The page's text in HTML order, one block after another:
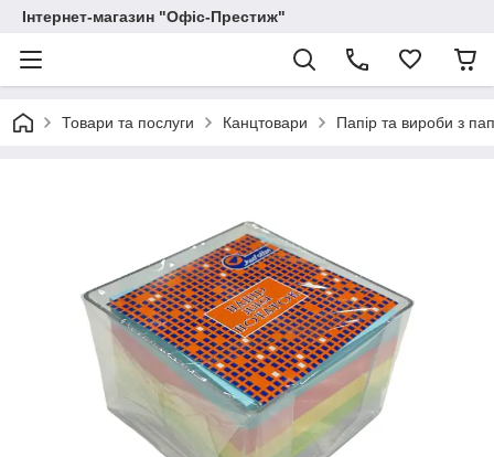
Інтернет-магазин "Офіс-Престиж"
Товари та послуги Канцтовари Папір та вироби з